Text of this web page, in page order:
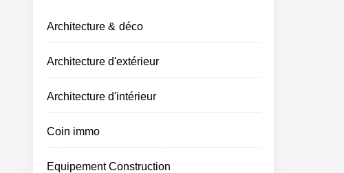
Architecture & déco
Architecture d'extérieur
Architecture d'intérieur
Coin immo
Equipement Construction